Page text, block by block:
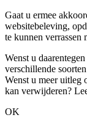
Gaat u ermee
websitebeleving,
te kunnen verrassen
Wenst u
verschillende
Wenst u meer uitleg
kan verwijderen?
OK